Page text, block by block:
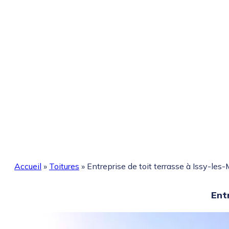
Accueil » Toitures » Entreprise de toit terrasse à Issy-